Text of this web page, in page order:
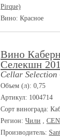
Pirque)
Вино: Красное
Вино
Селекшн
Cellar Selection
Объем (л): 0,75
Артикул: 1004714
Сорт винограда:
Регион: Чили ,
Производитель: